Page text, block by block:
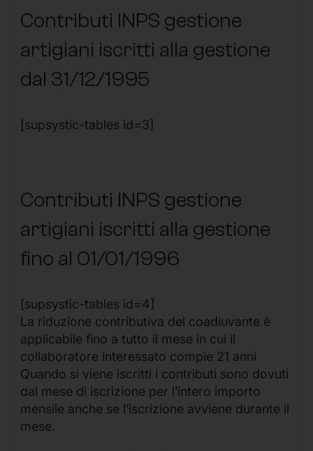
Contributi INPS gestione
artigiani iscritti alla gestione
dal 31/12/1995
[supsystic-tables id=3]
Contributi INPS gestione
artigiani iscritti alla gestione
fino al 01/01/1996
[supsystic-tables id=4]
La riduzione contributiva del coadiuvante è
applicabile fino a tutto il mese in cui il
collaboratore interessato compie 21 anni
Quando si viene iscritti i contributi sono dovuti
dal mese di iscrizione per l’intero importo
mensile anche se l’iscrizione avviene durante il
mese.